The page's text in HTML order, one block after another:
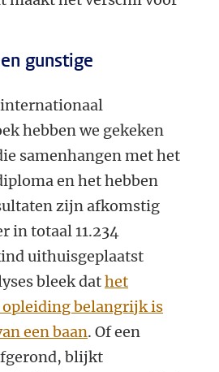
gunstige
hebben we gekeken
samenhangen met het
en het hebben
zijn afkomstig
in totaal 11.234
uithuisgeplaatst
bleek dathet
opleiding belangrijk is
een baan. Of een
blijkt